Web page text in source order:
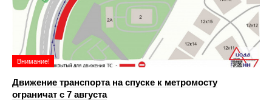
Внимание!
Движение транспорта на спуске к метромосту
ограничат с 7 августа